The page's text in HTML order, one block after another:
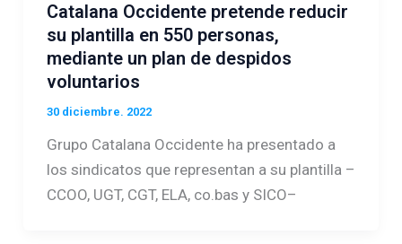
Catalana Occidente pretende reducir
su plantilla en 550 personas,
mediante un plan de despidos
voluntarios
30 diciembre. 2022
Grupo Catalana Occidente ha presentado a
los sindicatos que representan a su plantilla –
CCOO, UGT, CGT, ELA, co.bas y SICO–